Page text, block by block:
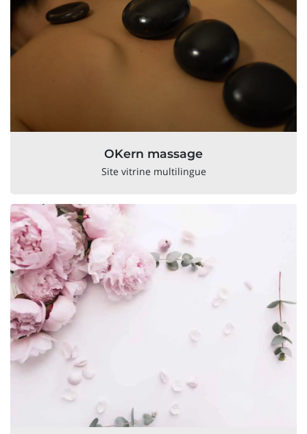
OKern massage
Site vitrine multilingue